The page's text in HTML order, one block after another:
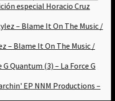
especial Horacio Cruz
– Blame It On The Music /
Quantum (3) – La Force G
NNM Productions –